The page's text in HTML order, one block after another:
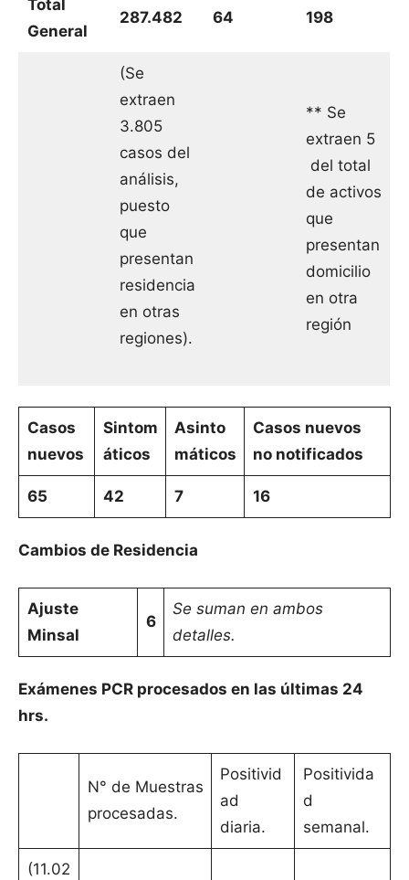
Total
General
287.482 64 198
(Se
extraen
3.805
casos del
análisis,
puesto
que
presentan
residencia
en otras
regiones).
** Se
extraen 5
del total
de activos
que
presentan
domicilio
en otra
región
Casos
nuevos
Sintom
áticos
Asinto
máticos
Casos nuevos
no notificados
65 42 7 16
Cambios de Residencia
Ajuste
Minsal
6
Se suman en ambos
detalles.
Exámenes PCR procesados en las últimas 24
hrs.
N° de Muestras
procesadas.
Positivid
ad
diaria.
Positivida
d
semanal.
(11.02